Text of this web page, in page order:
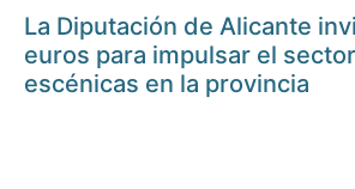
La Diputación de Alicante
euros para impulsar el
escénicas en la provincia